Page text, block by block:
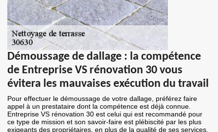
Démoussage de dallage : la compétence
de Entreprise VS rénovation 30 vous
évitera les mauvaises exécution du travail
Pour effectuer le démoussage de votre dallage, préférez faire
appel à un prestataire dont la compétence est déjà connue.
Entreprise VS rénovation 30 est celui qui est recommandé pour
ce type de mission et son savoir-faire est plébiscité par les plus
exigeants des propriétaires. en plus de la qualité de ses services,